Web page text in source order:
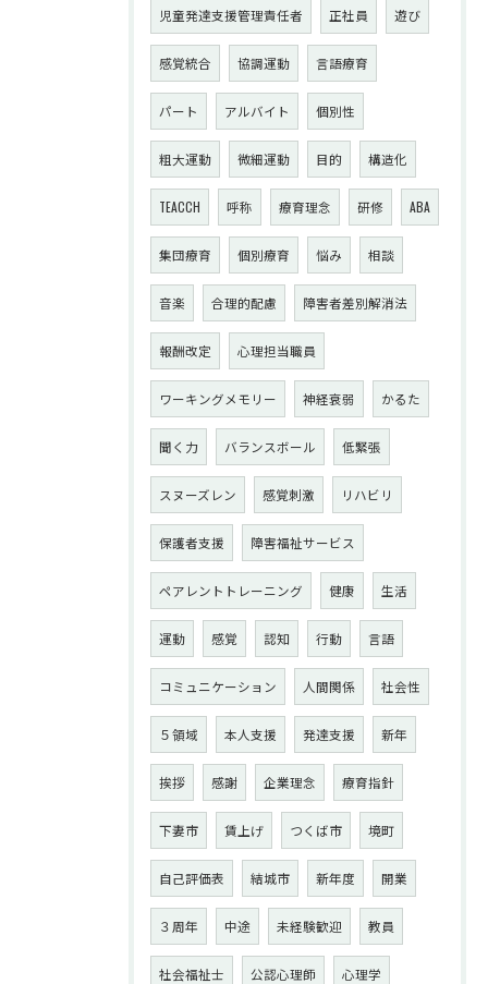
児童発達支援管理責任者 正社員 遊び
感覚統合 協調運動 言語療育
パート アルバイト 個別性
粗大運動 微細運動 目的 構造化
TEACCH 呼称 療育理念 研修 ABA
集団療育 個別療育 悩み 相談
音楽 合理的配慮 障害者差別解消法
報酬改定 心理担当職員
ワーキングメモリー 神経衰弱 かるた
聞く力 バランスボール 低緊張
スヌーズレン 感覚刺激 リハビリ
保護者支援 障害福祉サービス
ペアレントトレーニング 健康 生活
運動 感覚 認知 行動 言語
コミュニケーション 人間関係 社会性
５領域 本人支援 発達支援 新年
挨拶 感謝 企業理念 療育指針
下妻市 賃上げ つくば市 境町
自己評価表 結城市 新年度 開業
３周年 中途 未経験歓迎 教員
社会福祉士 公認心理師 心理学